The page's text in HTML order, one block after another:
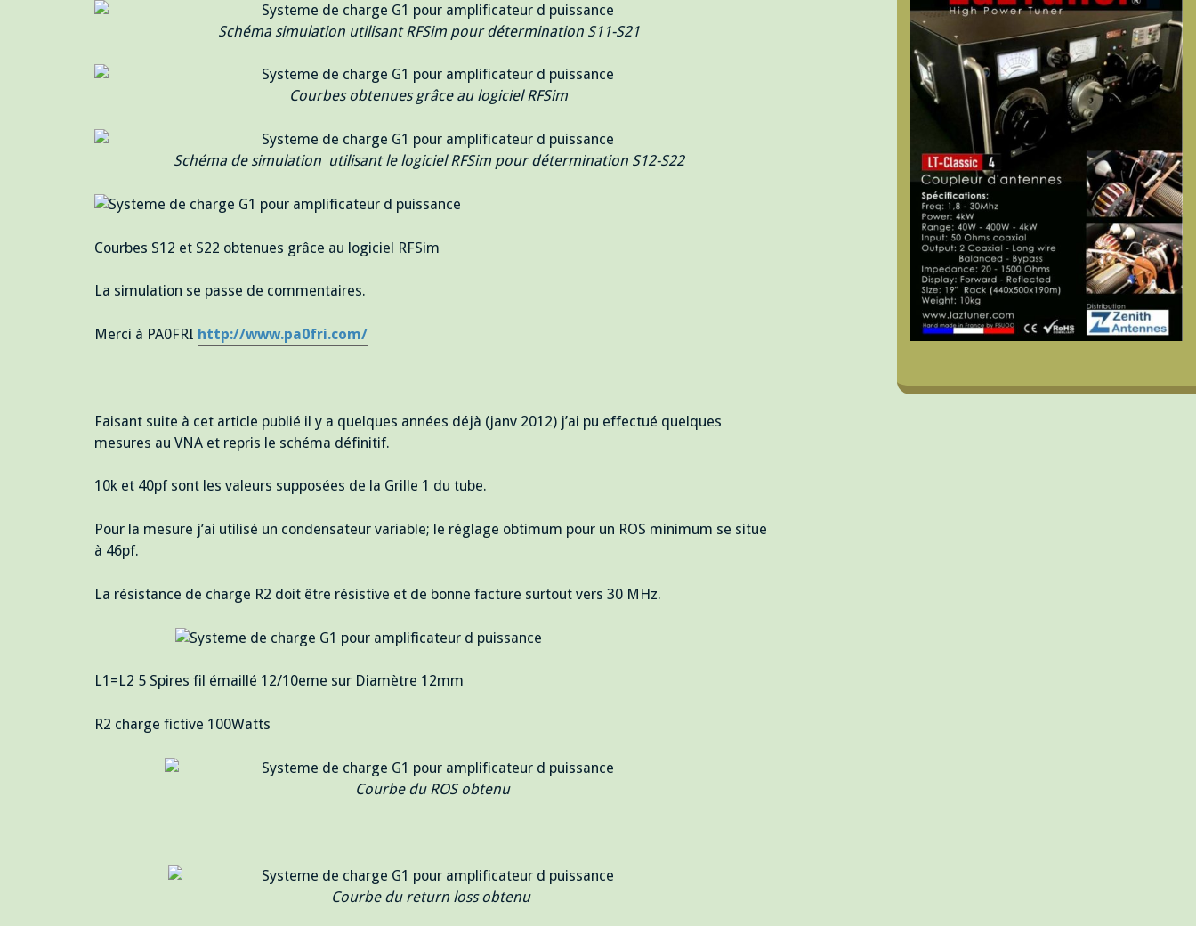
Schéma simulation utilisant RFSim pour détermination S11-S21
Courbes obtenues grâce au logiciel RFSim
Schéma de simulation utilisant le logiciel RFSim pour détermination S12-S22
Courbes S12 et S22 obtenues grâce au logiciel RFSim
La simulation se passe de commentaires.
Merci à PA0FRI http://www.pa0fri.com/
Faisant suite à cet article publié il y a quelques années déjà (janv 2012) j’ai pu effectué quelques
mesures au VNA et repris le schéma définitif.
10k et 40pf sont les valeurs supposées de la Grille 1 du tube.
Pour la mesure j’ai utilisé un condensateur variable; le réglage obtimum pour un ROS minimum se situe
à 46pf.
La résistance de charge R2 doit être résistive et de bonne facture surtout vers 30 MHz.
L1=L2 5 Spires fil émaillé 12/10eme sur Diamètre 12mm
R2 charge fictive 100Watts
Courbe du ROS obtenu
Courbe du return loss obtenu